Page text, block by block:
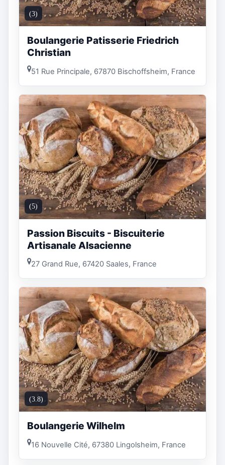
(3)
Boulangerie Patisserie Friedrich
Christian
51 Rue Principale, 67870 Bischoffsheim, France
(5)
Passion Biscuits - Biscuiterie
Artisanale Alsacienne
27 Grand Rue, 67420 Saales, France
(3.8)
Boulangerie Wilhelm
16 Nouvelle Cité, 67380 Lingolsheim, France